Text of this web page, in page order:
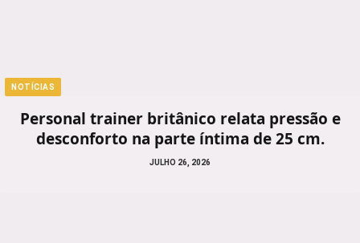
NOTÍCIAS
Personal trainer britânico relata pressão e
desconforto na parte íntima de 25 cm.
JULHO 26, 2026